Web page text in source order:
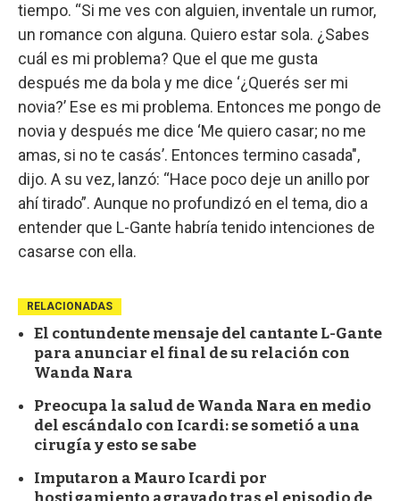
tiempo. “Si me ves con alguien, inventale un rumor,
un romance con alguna. Quiero estar sola. ¿Sabes
cuál es mi problema? Que el que me gusta
después me da bola y me dice ‘¿Querés ser mi
novia?’ Ese es mi problema. Entonces me pongo de
novia y después me dice ‘Me quiero casar; no me
amas, si no te casás’. Entonces termino casada",
dijo. A su vez, lanzó: “Hace poco deje un anillo por
ahí tirado”. Aunque no profundizó en el tema, dio a
entender que L-Gante habría tenido intenciones de
casarse con ella.
RELACIONADAS
El contundente mensaje del cantante L-Gante
para anunciar el final de su relación con
Wanda Nara
Preocupa la salud de Wanda Nara en medio
del escándalo con Icardi: se sometió a una
cirugía y esto se sabe
Imputaron a Mauro Icardi por